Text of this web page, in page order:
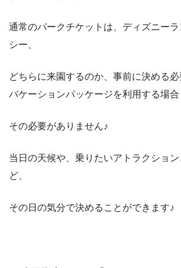
通常のパークチケットは、ディズニー
シー、
どちらに来園するのか、事前に決める必
バケーションパッケージを利用する場合
その必要がありません♪
当日の天候や、乗りたいアトラクショ
ど、
その日の気分で決めることができます♪